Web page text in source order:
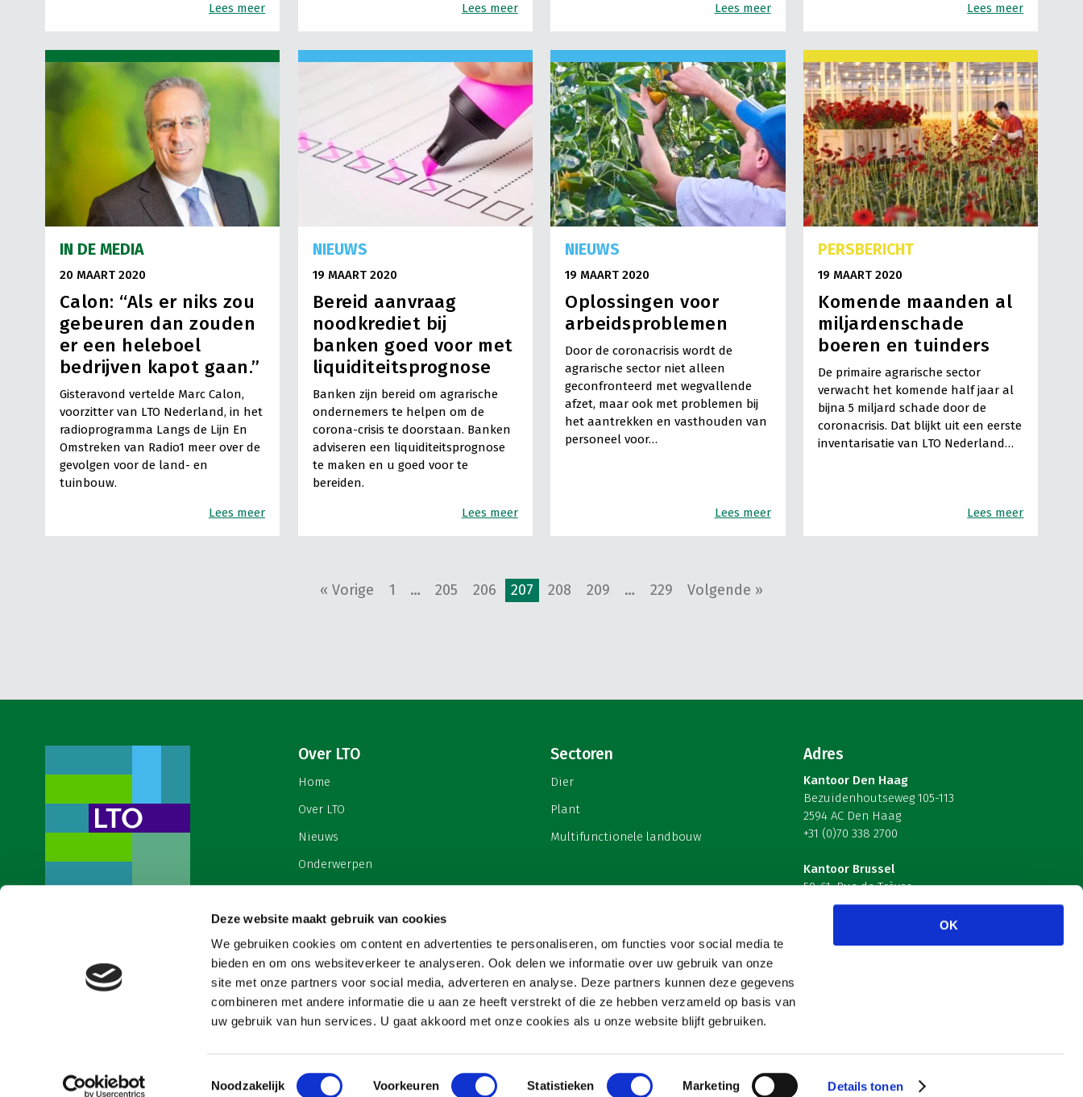
Deze website maakt gebruik van cookies
We gebruiken cookies om content en advertenties te personaliseren, om functies voor social media te
bieden en om ons websiteverkeer te analyseren. Ook delen we informatie over uw gebruik van onze
site met onze partners voor social media, adverteren en analyse. Deze partners kunnen deze gegevens
combineren met andere informatie die u aan ze heeft verstrekt of die ze hebben verzameld op basis van
uw gebruik van hun services. U gaat akkoord met onze cookies als u onze website blijft gebruiken.
Toestemmingsselectie
Noodzakelijk Voorkeuren Statistieken Marketing Details tonen
OK
Lees meer Lees meer Lees meer Lees meer
IN DE MEDIA
20 MAART 2020
Calon: “Als er niks zou
gebeuren dan zouden
er een heleboel
bedrijven kapot gaan.”
Gisteravond vertelde Marc Calon,
voorzitter van LTO Nederland, in het
radioprogramma Langs de Lijn En
Omstreken van Radio1 meer over de
gevolgen voor de land- en
tuinbouw.
Lees meer
NIEUWS
19 MAART 2020
Bereid aanvraag
noodkrediet bij
banken goed voor met
liquiditeitsprognose
Banken zijn bereid om agrarische
ondernemers te helpen om de
corona-crisis te doorstaan. Banken
adviseren een liquiditeitsprognose
te maken en u goed voor te
bereiden.
Lees meer
NIEUWS
19 MAART 2020
Oplossingen voor
arbeidsproblemen
Door de coronacrisis wordt de
agrarische sector niet alleen
geconfronteerd met wegvallende
afzet, maar ook met problemen bij
het aantrekken en vasthouden van
personeel voor…
Lees meer
PERSBERICHT
19 MAART 2020
Komende maanden al
miljardenschade
boeren en tuinders
De primaire agrarische sector
verwacht het komende half jaar al
bijna 5 miljard schade door de
coronacrisis. Dat blijkt uit een eerste
inventarisatie van LTO Nederland…
Lees meer
« Vorige 1 … 205 206 207 208 209 … 229 Volgende »
werkgeversorganisatie met meerwaarde,
voor een sector met meerwaarde. Dat is
Land- en Tuinbouw Organisatie
Nederland (LTO).
Over LTO
Home
Over LTO
Nieuws
Onderwerpen
Contact
Cookies & privacy
Sectoren
Dier
Plant
Multifunctionele landbouw
Adres
Kantoor Den Haag
Bezuidenhoutseweg 105-113
2594 AC Den Haag
+31 (0)70 338 2700
Kantoor Brussel
59-61, Rue de Trèves
B-1040 Brussel – België
Volg ons
Copyright 2026 Website & hosting door: Snowball